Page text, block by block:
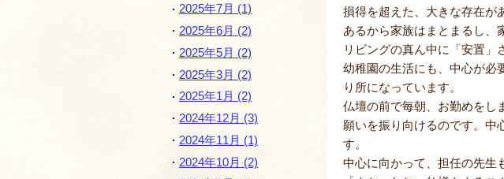
損得を超えた、大きな存在が
あるから家族はまとまるし、
リビングの真ん中に「安置」
幼稚園の生活にも、中心が必
り所になっています。
仏壇の前で毎朝、お勤めをし
願いを振り向けるのです。中
す。
中心に向かって、担任の先生
2025年7月 (1)
2025年6月 (2)
2025年5月 (2)
2025年3月 (2)
2025年1月 (2)
2024年12月 (3)
2024年11月 (1)
2024年10月 (2)